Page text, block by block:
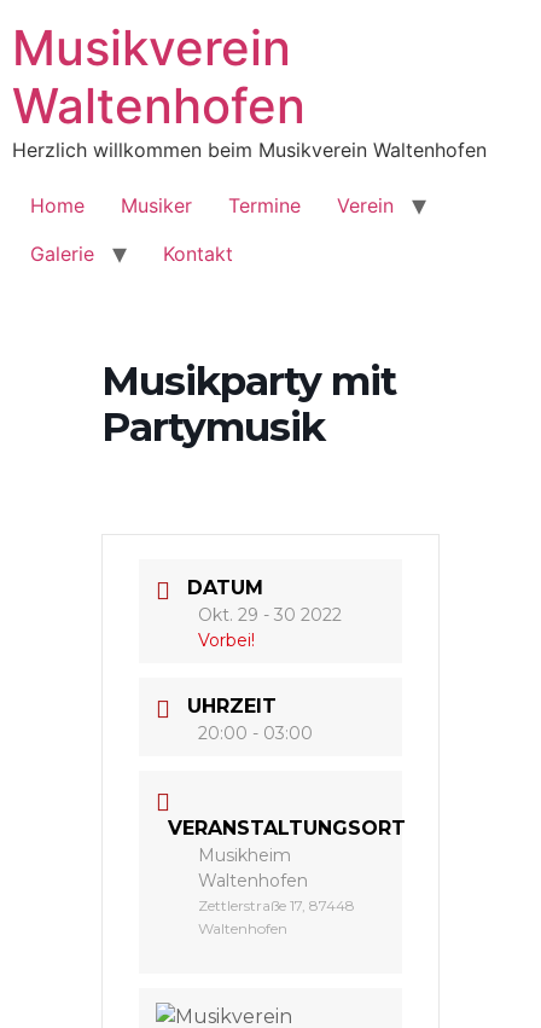
Musikverein
Waltenhofen
Herzlich willkommen beim Musikverein Waltenhofen
Home Musiker Termine
Verein
Galerie
Kontakt
Musikparty mit
Partymusik
DATUM
Okt. 29 - 30 2022
Vorbei!
UHRZEIT
20:00 - 03:00
VERANSTALTUNGSORT
Musikheim
Waltenhofen
Zettlerstraße 17, 87448
Waltenhofen